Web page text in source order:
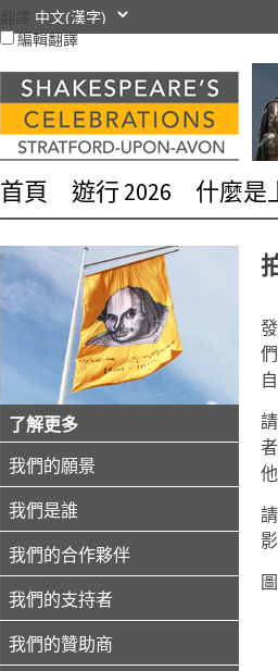
編輯翻譯
首頁 遊行 2026 什麼是
了解更多
我們的願景
我們是誰
我們的合作夥伴
我們的支持者
我們的贊助商